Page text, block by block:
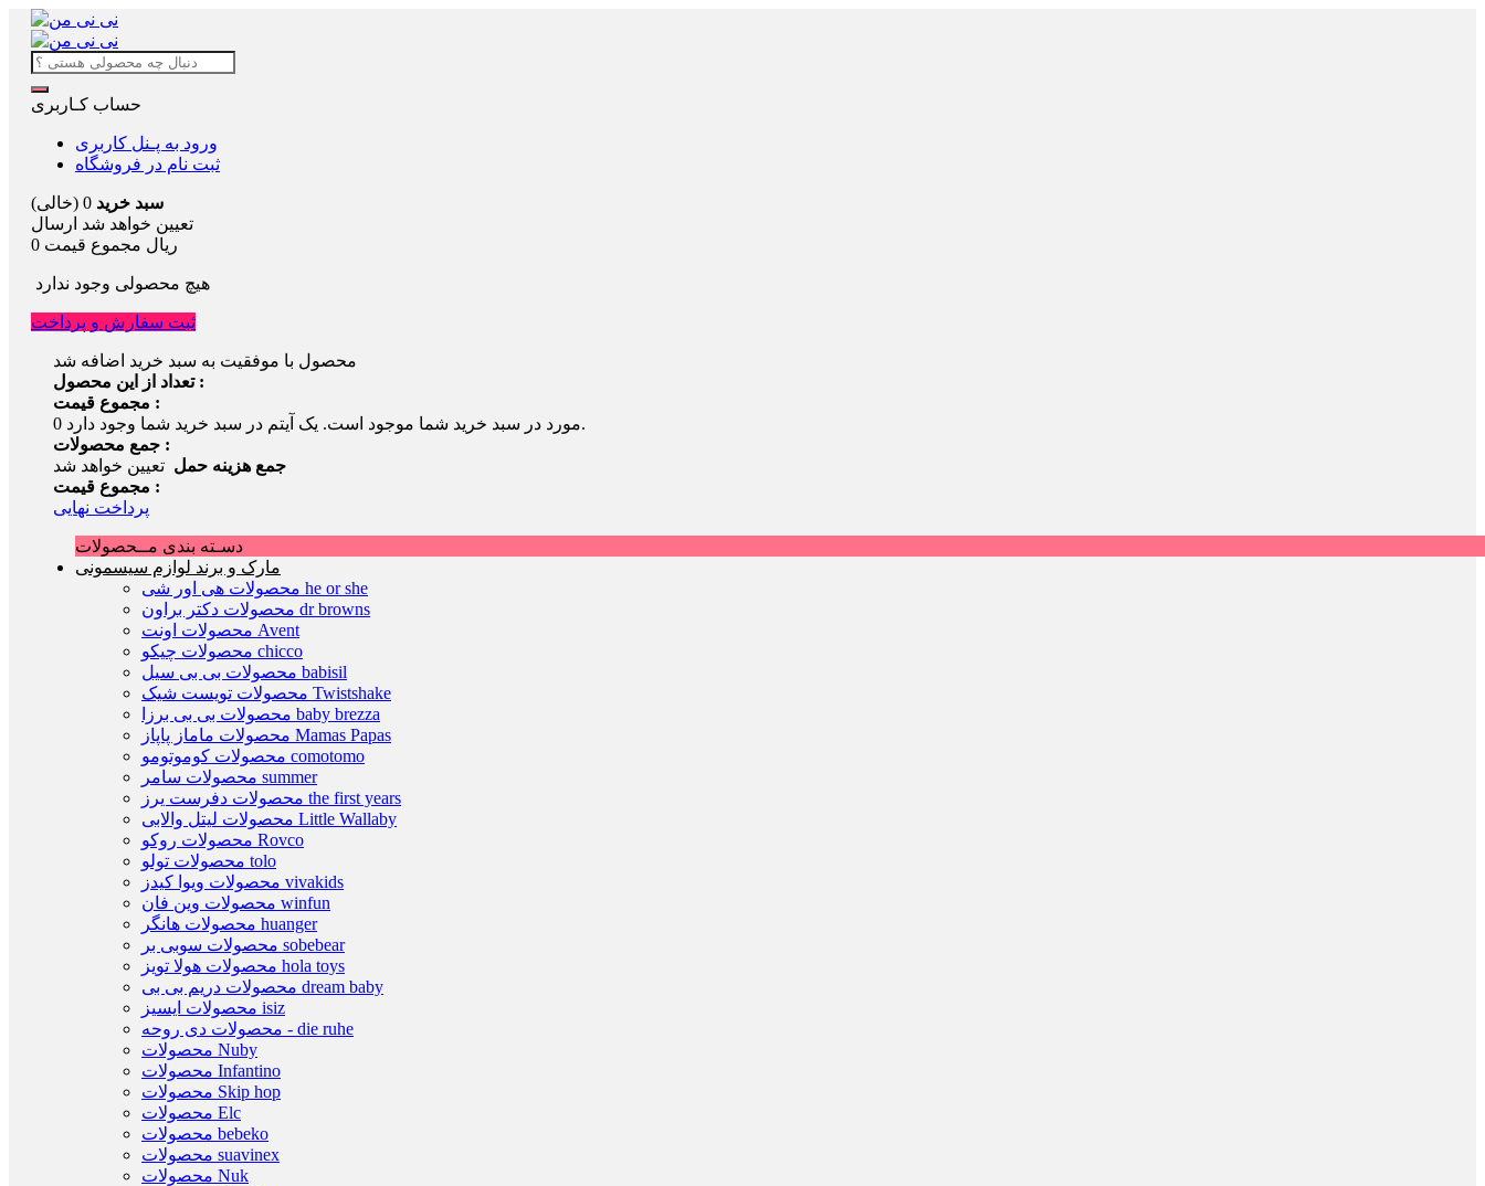
حساب کـاربری
ورود به پـنل کاربری
ثبت نام در فروشگاه
سبد خرید 0 (خالی)
تعیین خواهد شد ارسال
0 ریال مجموع قیمت
هیچ محصولی وجود ندارد
ثبت سفارش و پرداخت
محصول با موفقیت به سبد خرید اضافه شد
تعداد از این محصول :
مجموع قیمت :
0
مورد در سبد خرید شما موجود است.یک آیتم در سبد خرید شما وجود دارد.
جمع محصولات :
جمع هزینه حمل تعیین خواهد شد
مجموع قیمت :
پرداخت نهایی
دسـته بندی مــحصولات
مارک و برند لوازم سیسمونی
محصولات هی اور شی he or she
محصولات دکتر براون dr browns
محصولات اونت Avent
محصولات چیکو chicco
محصولات بی بی سیل babisil
محصولات تویست شیک Twistshake
محصولات بی بی برزا baby brezza
محصولات ماماز پاپاز Mamas Papas
محصولات کوموتومو comotomo
محصولات سامر summer
محصولات دفرست یرز the first years
محصولات لیتل والابی Little Wallaby
محصولات روکو Rovco
محصولات تولو tolo
محصولات ویوا کیدز vivakids
محصولات وین فان winfun
محصولات هانگر huanger
محصولات سوبی بر sobebear
محصولات هولا تویز hola toys
محصولات دریم بی بی dream baby
محصولات ایسیز isiz
محصولات دی روحه - die ruhe
محصولات Nuby
محصولات Infantino
محصولات Skip hop
محصولات Elc
محصولات bebeko
محصولات suavinex
محصولات Nuk